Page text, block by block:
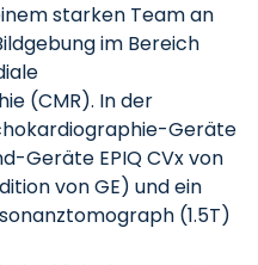
starken Team an
im Bereich
(CMR). In der
Geräte
Geräte EPIQ CVx von
von GE) und ein
(1.5T)